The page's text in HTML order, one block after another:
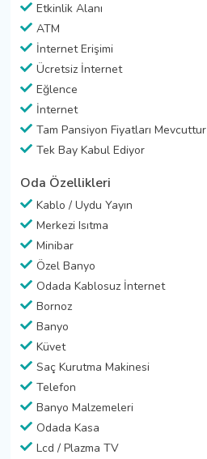
Etkinlik Alanı
ATM
İnternet Erişimi
Ücretsiz İnternet
Eğlence
İnternet
Tam Pansiyon Fiyatları Mevcuttur
Tek Bay Kabul Ediyor
Oda Özellikleri
Kablo / Uydu Yayın
Merkezi Isıtma
Minibar
Özel Banyo
Odada Kablosuz İnternet
Bornoz
Banyo
Küvet
Saç Kurutma Makinesi
Telefon
Banyo Malzemeleri
Odada Kasa
Lcd / Plazma TV